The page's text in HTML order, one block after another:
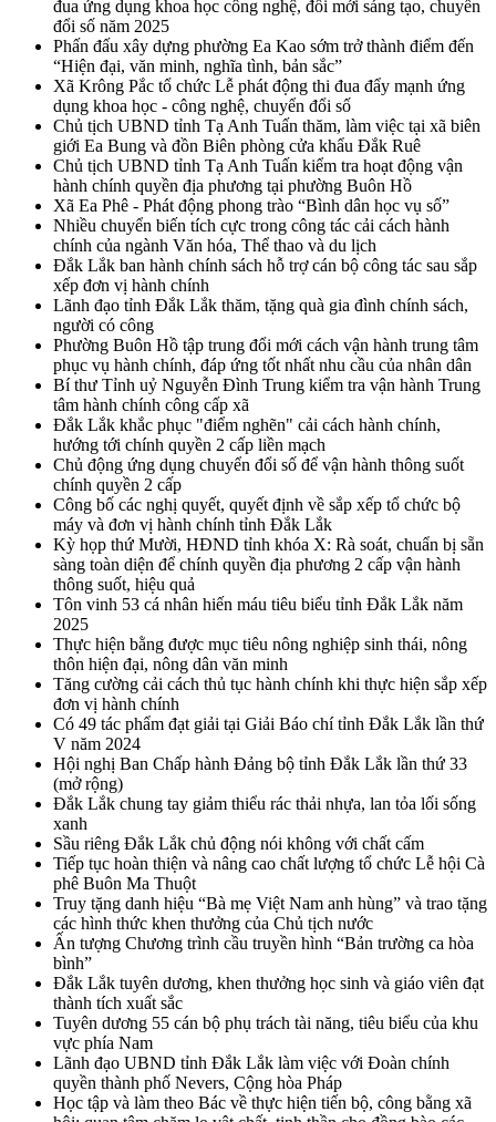
đua ứng dụng khoa học công nghệ, đổi mới sáng tạo, chuyển
đổi số năm 2025
Phấn đấu xây dựng phường Ea Kao sớm trở thành điểm đến
“Hiện đại, văn minh, nghĩa tình, bản sắc”
Xã Krông Pắc tổ chức Lễ phát động thi đua đẩy mạnh ứng
dụng khoa học - công nghệ, chuyển đổi số
Chủ tịch UBND tỉnh Tạ Anh Tuấn thăm, làm việc tại xã biên
giới Ea Bung và đồn Biên phòng cửa khẩu Đắk Ruê
Chủ tịch UBND tỉnh Tạ Anh Tuấn kiểm tra hoạt động vận
hành chính quyền địa phương tại phường Buôn Hồ
Xã Ea Phê - Phát động phong trào “Bình dân học vụ số”
Nhiều chuyển biến tích cực trong công tác cải cách hành
chính của ngành Văn hóa, Thể thao và du lịch
Đắk Lắk ban hành chính sách hỗ trợ cán bộ công tác sau sắp
xếp đơn vị hành chính
Lãnh đạo tỉnh Đắk Lắk thăm, tặng quà gia đình chính sách,
người có công
Phường Buôn Hồ tập trung đổi mới cách vận hành trung tâm
phục vụ hành chính, đáp ứng tốt nhất nhu cầu của nhân dân
Bí thư Tỉnh uỷ Nguyễn Đình Trung kiểm tra vận hành Trung
tâm hành chính công cấp xã
Đắk Lắk khắc phục "điểm nghẽn" cải cách hành chính,
hướng tới chính quyền 2 cấp liền mạch
Chủ động ứng dụng chuyển đổi số để vận hành thông suốt
chính quyền 2 cấp
Công bố các nghị quyết, quyết định về sắp xếp tổ chức bộ
máy và đơn vị hành chính tỉnh Đắk Lắk
Kỳ họp thứ Mười, HĐND tỉnh khóa X: Rà soát, chuẩn bị sẵn
sàng toàn diện để chính quyền địa phương 2 cấp vận hành
thông suốt, hiệu quả
Tôn vinh 53 cá nhân hiến máu tiêu biểu tỉnh Đắk Lắk năm
2025
Thực hiện bằng được mục tiêu nông nghiệp sinh thái, nông
thôn hiện đại, nông dân văn minh
Tăng cường cải cách thủ tục hành chính khi thực hiện sắp xếp
đơn vị hành chính
Có 49 tác phẩm đạt giải tại Giải Báo chí tỉnh Đắk Lắk lần thứ
V năm 2024
Hội nghị Ban Chấp hành Đảng bộ tỉnh Đắk Lắk lần thứ 33
(mở rộng)
Đắk Lắk chung tay giảm thiểu rác thải nhựa, lan tỏa lối sống
xanh
Sầu riêng Đắk Lắk chủ động nói không với chất cấm
Tiếp tục hoàn thiện và nâng cao chất lượng tổ chức Lễ hội Cà
phê Buôn Ma Thuột
Truy tặng danh hiệu “Bà mẹ Việt Nam anh hùng” và trao tặng
các hình thức khen thưởng của Chủ tịch nước
Ấn tượng Chương trình cầu truyền hình “Bản trường ca hòa
bình”
Đắk Lắk tuyên dương, khen thưởng học sinh và giáo viên đạt
thành tích xuất sắc
Tuyên dương 55 cán bộ phụ trách tài năng, tiêu biểu của khu
vực phía Nam
Lãnh đạo UBND tỉnh Đắk Lắk làm việc với Đoàn chính
quyền thành phố Nevers, Cộng hòa Pháp
Học tập và làm theo Bác về thực hiện tiến bộ, công bằng xã